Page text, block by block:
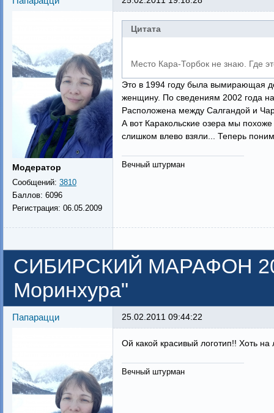
Модератор
Сообщений: 3810
Баллов: 6096
Регистрация: 06.05.2009
Цитата
Место Кара-Торбок не знаю. Где
Это в 1994 году была вымирающая
женщину. По сведениям 2002 года
Расположена между Салгандой и
А вот Каракольские озера мы
слишком влево взяли... Теперь
Вечный штурман
СИБИРСКИЙ МАРАФОН
Моринхура"
Папарацци 25.02.2011 09:44:22
Ой какой красивый логотип!! Хоть на
Вечный штурман